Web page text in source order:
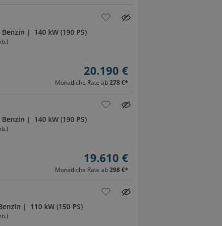
Benzin 140 kW (190 PS)
20.190 €
Monatliche Rate ab278 €*
Benzin 140 kW (190 PS)
19.610 €
Monatliche Rate ab298 €*
110 kW (150 PS)